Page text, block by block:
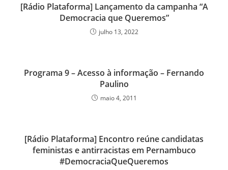
[Rádio Plataforma] Lançamento da campanha “A
Democracia que Queremos”
julho 13, 2022
Programa 9 – Acesso à informação – Fernando
Paulino
maio 4, 2011
[Rádio Plataforma] Encontro reúne candidatas
feministas e antirracistas em Pernambuco
#DemocraciaQueQueremos